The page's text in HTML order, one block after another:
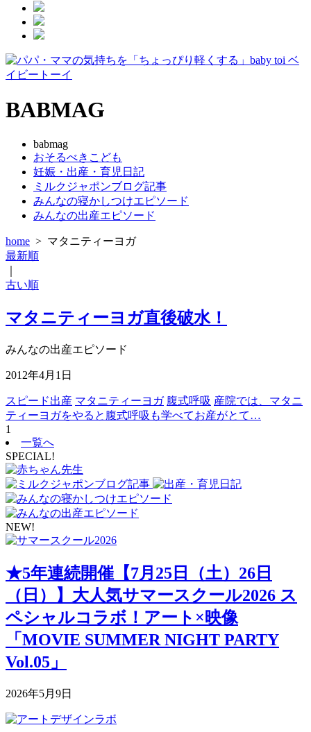
BABMAG
babmag
おそるべきこども
妊娠・出産・育児日記
ミルクジャポンブログ記事
みんなの寝かしつけエピソード
みんなの出産エピソード
home > マタニティーヨガ
最新順
古い順
マタニティーヨガ直後破水！
みんなの出産エピソード
2012年4月1日
スピード出産 マタニティーヨガ 腹式呼吸 産院では、マタニ
ティーヨガをやると腹式呼吸も学べてお産がとて…
1
一覧へ
SPECIAL!
NEW!
★5年連続開催【7月25日（土）26日
（日）】大人気サマースクール2026 ス
ペシャルコラボ！アート×映像
「MOVIE SUMMER NIGHT PARTY
Vol.05」
2026年5月9日